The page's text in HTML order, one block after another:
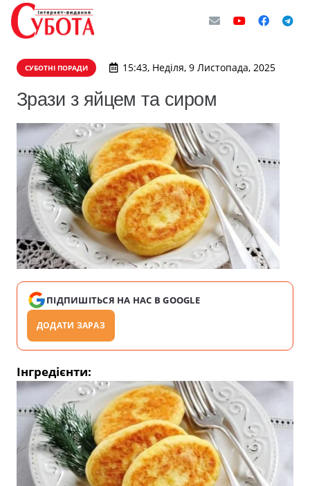
СУБОТНІ ПОРАДИ 15:43, Неділя, 9 Листопада, 2025
Зрази з яйцем та сиром
ПІДПИШІТЬСЯ НА НАС В GOOGLE
ДОДАТИ ЗАРАЗ
Інгредієнти: